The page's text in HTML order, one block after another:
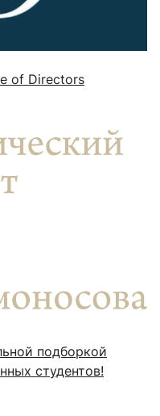
of Directors
подборкой
студентов!